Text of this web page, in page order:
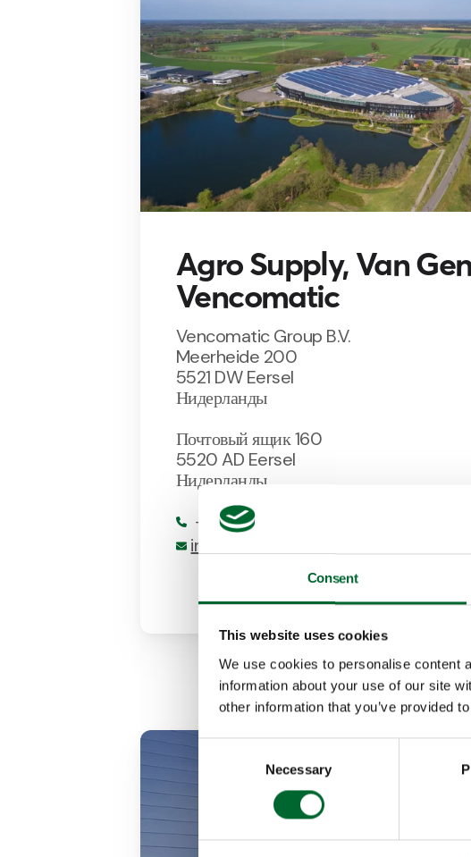
Consent
This website uses cookies
We use cookies to personalise content
information about your use of our site
other information that you’ve provided
Necessary
Agro Supply, Van
Vencomatic
Vencomatic Group B.V.
Meerheide 200
5521 DW Eersel
Нидерланды
Почтовый ящик160
5520 AD Eersel
Нидерланды
+31 (0)497 517380
info@vencomaticgroup.com
Наши